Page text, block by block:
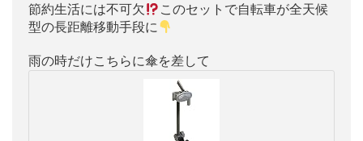
節約生活には不可欠
このセットで自転車が全天候
型の長距離移動手段に
雨の時だけこちらに傘を差して